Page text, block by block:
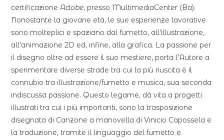
certificazioneAdobe, presso MultimediaCenter (Ba).
Nonostante la giovane età, le sue esperienze lavorative
sono molteplici e spaziano dal fumetto, all’illustrazione,
all’animazione 2D ed, infine, alla grafica. La passione per
il disegno oltre ad essere il suo mestiere, porta l’Autore a
sperimentare diverse strade tra cui la più riuscita è il
connubio tra illustrazione/fumetto e musica, sua seconda
indiscussa passione. Questo legame, dà vita a progetti
illustrati tra cui i più importanti, sono la trasposizione
disegnata di Canzone a manovella di Vinicio Capossela e
la traduzione, tramite il linguaggio del fumetto e